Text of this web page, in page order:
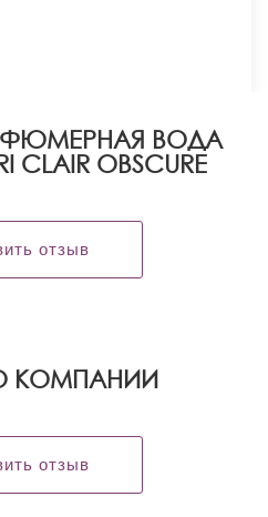
ВОДА
CLAIR OBSCURE
отзыв
КОМПАНИИ
отзыв